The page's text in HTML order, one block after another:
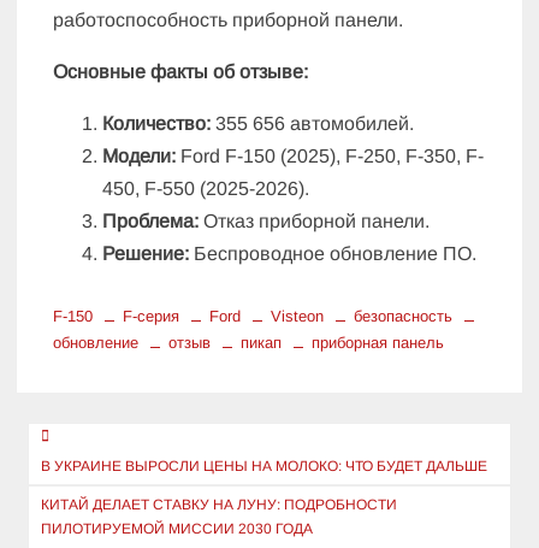
работоспособность приборной панели.
Основные факты об отзыве:
Количество: 355 656 автомобилей.
Модели: Ford F-150 (2025), F-250, F-350, F-
450, F-550 (2025-2026).
Проблема: Отказ приборной панели.
Решение: Беспроводное обновление ПО.
F-150 F-серия Ford Visteon
безопасность
обновление
отзыв пикап приборная панель
Навигация
по
записям
В УКРАИНЕ ВЫРОСЛИ ЦЕНЫ НА МОЛОКО: ЧТО БУДЕТ ДАЛЬШЕ
КИТАЙ ДЕЛАЕТ СТАВКУ НА ЛУНУ: ПОДРОБНОСТИ
ПИЛОТИРУЕМОЙ МИССИИ 2030 ГОДА